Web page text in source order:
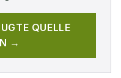
QUELLE
→